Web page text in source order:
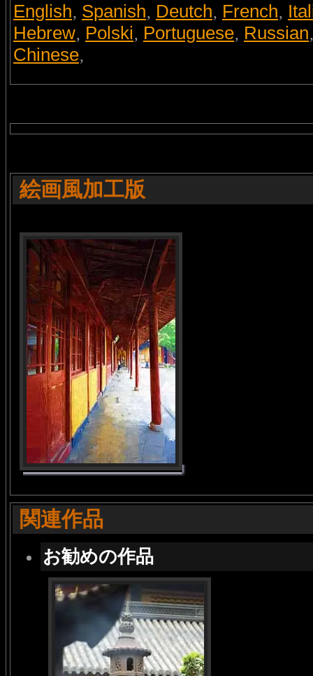
English, Spanish, Deutch, French,
Hebrew, Polski, Portuguese, Russian
Chinese,
絵画風加工版
関連作品
お勧めの作品